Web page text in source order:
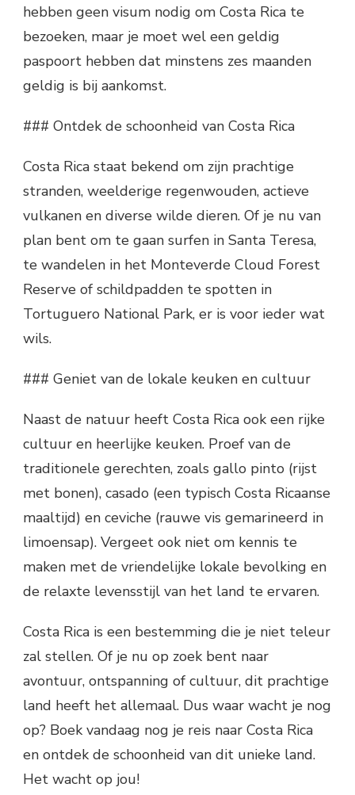
hebben geen visum nodig om Costa Rica te
bezoeken, maar je moet wel een geldig
paspoort hebben dat minstens zes maanden
geldig is bij aankomst.
### Ontdek de schoonheid van Costa Rica
Costa Rica staat bekend om zijn prachtige
stranden, weelderige regenwouden, actieve
vulkanen en diverse wilde dieren. Of je nu van
plan bent om te gaan surfen in Santa Teresa,
te wandelen in het Monteverde Cloud Forest
Reserve of schildpadden te spotten in
Tortuguero National Park, er is voor ieder wat
wils.
### Geniet van de lokale keuken en cultuur
Naast de natuur heeft Costa Rica ook een rijke
cultuur en heerlijke keuken. Proef van de
traditionele gerechten, zoals gallo pinto (rijst
met bonen), casado (een typisch Costa Ricaanse
maaltijd) en ceviche (rauwe vis gemarineerd in
limoensap). Vergeet ook niet om kennis te
maken met de vriendelijke lokale bevolking en
de relaxte levensstijl van het land te ervaren.
Costa Rica is een bestemming die je niet teleur
zal stellen. Of je nu op zoek bent naar
avontuur, ontspanning of cultuur, dit prachtige
land heeft het allemaal. Dus waar wacht je nog
op? Boek vandaag nog je reis naar Costa Rica
en ontdek de schoonheid van dit unieke land.
Het wacht op jou!